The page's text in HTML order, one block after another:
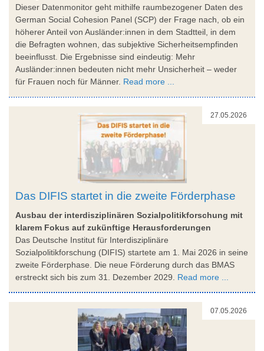
Dieser Datenmonitor geht mithilfe raumbezogener Daten des
German Social Cohesion Panel (SCP) der Frage nach, ob ein
höherer Anteil von Ausländer:innen in dem Stadtteil, in dem
die Befragten wohnen, das subjektive Sicherheitsempfinden
beeinflusst. Die Ergebnisse sind eindeutig: Mehr
Ausländer:innen bedeuten nicht mehr Unsicherheit – weder
für Frauen noch für Männer. Read more ...
27.05.2026
Das DIFIS startet in die zweite Förderphase
Ausbau der interdisziplinären Sozialpolitikforschung mit
klarem Fokus auf zukünftige Herausforderungen
Das Deutsche Institut für Interdisziplinäre
Sozialpolitikforschung (DIFIS) startete am 1. Mai 2026 in seine
zweite Förderphase. Die neue Förderung durch das BMAS
erstreckt sich bis zum 31. Dezember 2029. Read more ...
07.05.2026